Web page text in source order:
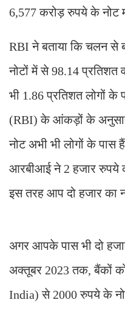
6,577 करोड़ रुपये के नोट
RBI ने बताया कि चलन से
नोटों में से 98.14 प्रतिशत
भी 1.86 प्रतिशत लोगों के
(RBI) के आंकड़ों के
नोट अभी भी लोगों के पास
आरबीआई ने 2 हजार रुपये
इस तरह आप दो हजार का
अगर आपके पास भी दो
अक्तूबर 2023 तक, बैंकों
India) से 2000 रुपये के